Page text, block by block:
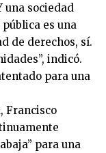
una sociedad
es una
de derechos, sí.
indicó.
para una
Francisco
para una